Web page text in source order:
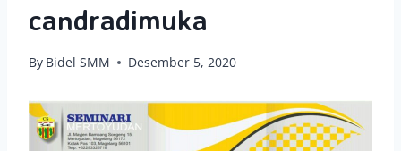
candradimuka
By Bidel SMM Desember 5, 2020